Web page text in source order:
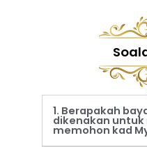
1. Berapakah
dikenakan
memohon kad